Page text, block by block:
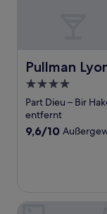
Pullman
Pullman Lyon
4.0-
Sterne-
Unterkunft
Part Dieu – Bir
entfernt
9.6
9,6/10